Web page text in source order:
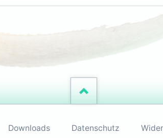
Downloads Datenschutz